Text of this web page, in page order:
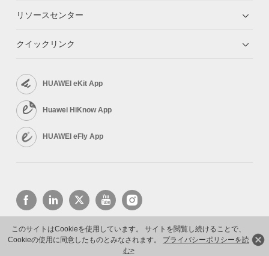
このサイトはCookieを使用しています。 サイトを閲覧し続けることで、
Cookieの使用に同意したものとみなされます。 プライバシーポリシーを読
む>
リソースセンター
クイックリンク
HUAWEI eKit App
Huawei HiKnow App
HUAWEI eFly App
Copyright © 2026 Huawei Technologies Co., Ltd. All rights reserved.
プライバシーポリシー